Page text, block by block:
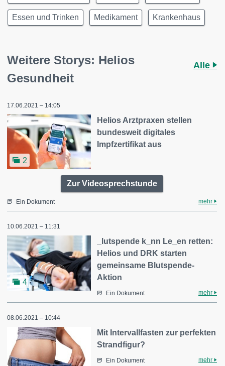
Essen und Trinken Medikament Krankenhaus
Weitere Storys: Helios
Gesundheit
Alle
17.06.2021 – 14:05
2
Helios Arztpraxen stellen
bundesweit digitales
Impfzertifikat aus
Zur Videosprechstunde
Ein Dokument mehr
10.06.2021 – 11:31
4
_lutspende k_nn Le_en retten:
Helios und DRK starten
gemeinsame Blutspende-
Aktion
Ein Dokument mehr
08.06.2021 – 10:44
Mit Intervallfasten zur perfekten
Strandfigur?
Ein Dokument mehr